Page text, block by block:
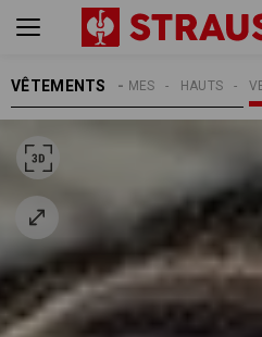
VÊTEMENTS HAUTS
FEMMES